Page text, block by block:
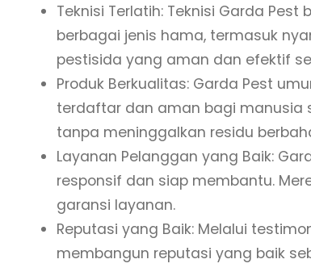
Teknisi Terlatih: Teknisi Garda
berbagai jenis hama, termasuk
pestisida yang aman dan efektif
Produk Berkualitas: Garda Pest
terdaftar dan aman bagi manusia
tanpa meninggalkan residu
Layanan Pelanggan yang Baik:
responsif dan siap membantu.
garansi layanan.
Reputasi yang Baik: Melalui
membangun reputasi yang baik